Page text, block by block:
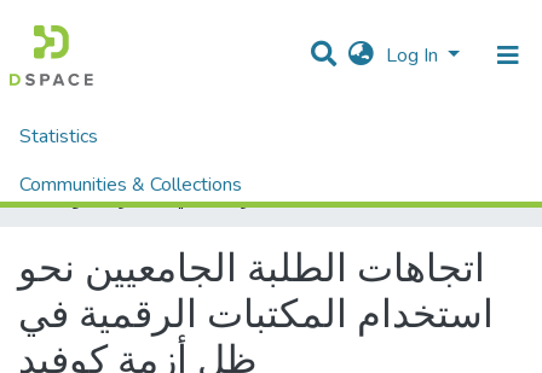
Log In
Statistics
Communities & Collections
Home
اتجاهات الطلبة الجامعيين نحو استخدام المكتبات الرقمية في ظل أزمة كوفيد
اتجاهات الطلبة الجامعيين نحو
استخدام المكتبات الرقمية في
ظل أزمة كوفيد